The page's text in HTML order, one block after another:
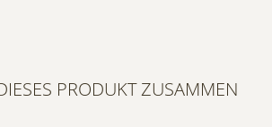
PRODUKT ZUSAMMEN